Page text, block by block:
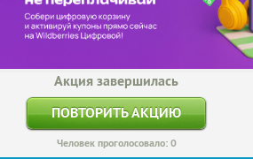
Акция завершилась
ПОВТОРИТЬ АКЦИЮ
Человек проголосовало: 0